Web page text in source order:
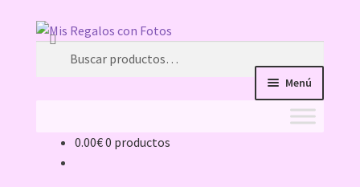
Ir
Ir
Buscar
Buscar
Menú
0.00€0 productos